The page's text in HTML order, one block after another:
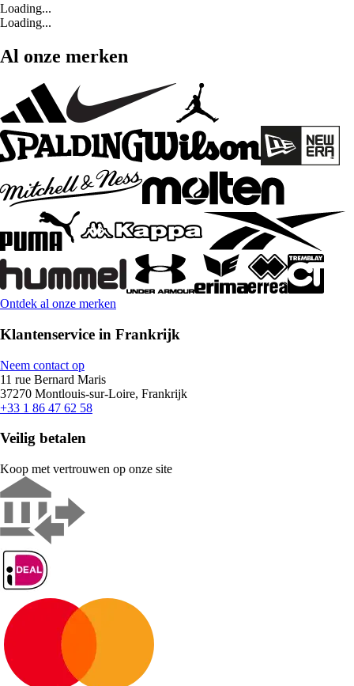
Loading...
Loading...
Al onze merken
Ontdek al onze merken
Klantenservice in Frankrijk
Neem contact op
11 rue Bernard Maris
37270 Montlouis-sur-Loire, Frankrijk
+33 1 86 47 62 58
Veilig betalen
Koop met vertrouwen op onze site